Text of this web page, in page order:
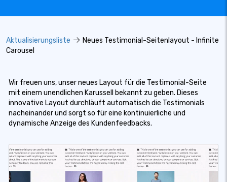
Aktualisierungsliste
Neues Testimonial-Seitenlayout - Infinite
Carousel
Wir freuen uns, unser neues Layout für die Testimonial-Seite
mit einem unendlichen Karussell bekannt zu geben. Dieses
innovative Layout durchläuft automatisch die Testimonials
nacheinander und sorgt so für eine kontinuierliche und
dynamische Anzeige des Kundenfeedbacks.